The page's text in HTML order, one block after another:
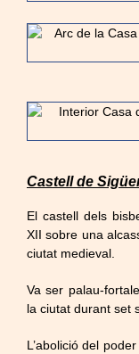
Castell de
El castell dels
XII sobre una
ciutat medieval.
Va ser palau-
la ciutat durant set
L’abolició del